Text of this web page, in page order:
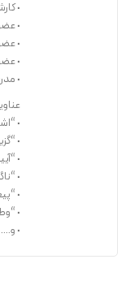
“شبی در عمق تاریکی
زمین و آسمان، غمگین و
روان در کوچه‌ها، تابوتِ
در آن تابوت؛ «یاقوتی
•
•
•
•
•
•
•
•
•
•
•
• و….